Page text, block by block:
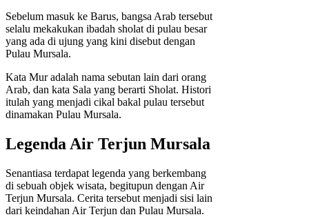
Sebelum masuk ke Barus, bangsa Arab tersebut
selalu mekakukan ibadah sholat di pulau besar
yang ada di ujung yang kini disebut dengan
Pulau Mursala.
Kata Mur adalah nama sebutan lain dari orang
Arab, dan kata Sala yang berarti Sholat. Histori
itulah yang menjadi cikal bakal pulau tersebut
dinamakan Pulau Mursala.
Legenda Air Terjun Mursala
Senantiasa terdapat legenda yang berkembang
di sebuah objek wisata, begitupun dengan Air
Terjun Mursala. Cerita tersebut menjadi sisi lain
dari keindahan Air Terjun dan Pulau Mursala.